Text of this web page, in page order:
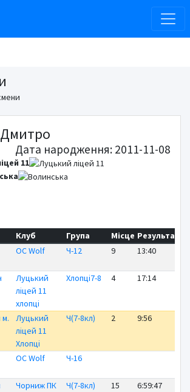
Дата народження: 2011-11-08
11
Клуб Група Місце Результат
OC Wolf Ч-12 9 13:40
Луцький
ліцей 11
хлопці
Хлопці7-8 4 17:14
м.
Луцький
ліцей 11
Хлопці
Ч(7-8кл) 2 9:56
OC Wolf Ч-16
Чорниж ПК Ч(7-8кл) 15 6:59:47